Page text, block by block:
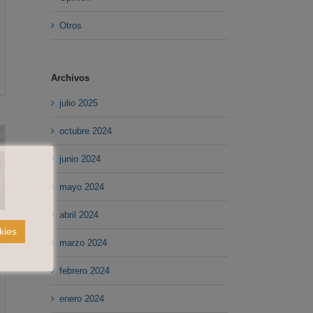
Otros
Archivos
julio 2025
octubre 2024
junio 2024
mayo 2024
abril 2024
marzo 2024
febrero 2024
enero 2024